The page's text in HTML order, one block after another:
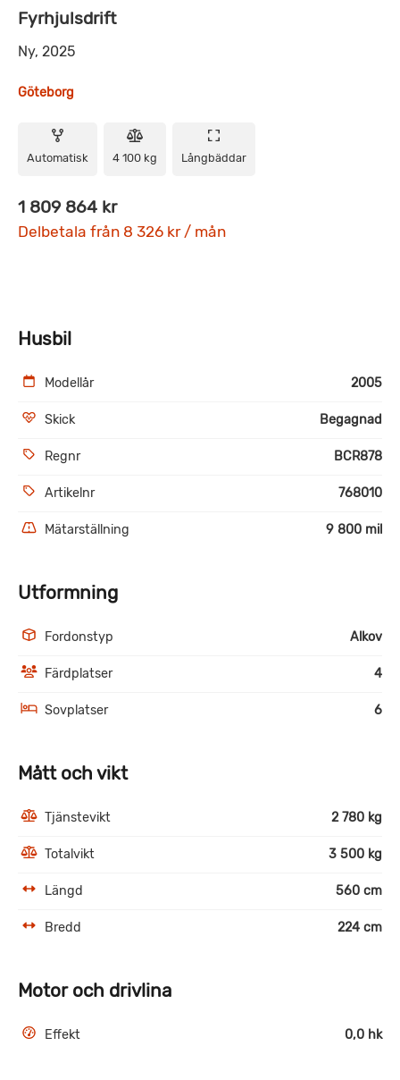
Fyrhjulsdrift
Ny, 2025
Göteborg
Automatisk 4 100 kg Långbäddar
1 809 864 kr
Delbetala från 8 326 kr / mån
Husbil
Modellår 2005
Skick Begagnad
Regnr BCR878
Artikelnr 768010
Mätarställning 9 800 mil
Utformning
Fordonstyp Alkov
Färdplatser 4
Sovplatser 6
Mått och vikt
Tjänstevikt 2 780 kg
Totalvikt 3 500 kg
Längd 560 cm
Bredd 224 cm
Motor och drivlina
Effekt 0,0 hk